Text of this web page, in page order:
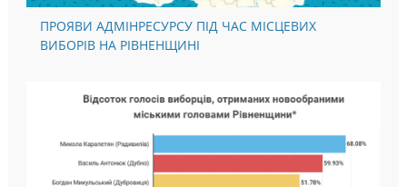
ПРОЯВИ АДМІНРЕСУРСУ ПІД ЧАС МІСЦЕВИХ
ВИБОРІВ НА РІВНЕНЩИНІ